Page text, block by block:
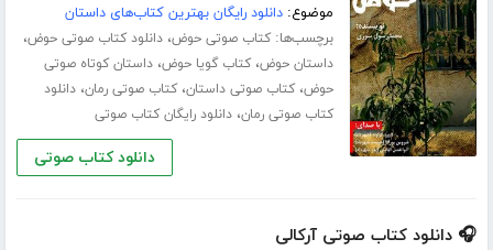
موضوع:دانلود رایگان بهترین کتاب‌های داستان
برچسب‌ها:کتاب صوتی حوض،دانلود کتاب صوتی حوض،
داستان حوض،کتاب گویا حوض،داستان کوتاه صوتی
حوض،کتاب صوتی داستان،کتاب صوتی رمان،دانلود
کتاب صوتی رمان،دانلود رایگان کتاب صوتی
دانلود کتاب صوتی
🎧 دانلود کتاب صوتی آرکالی